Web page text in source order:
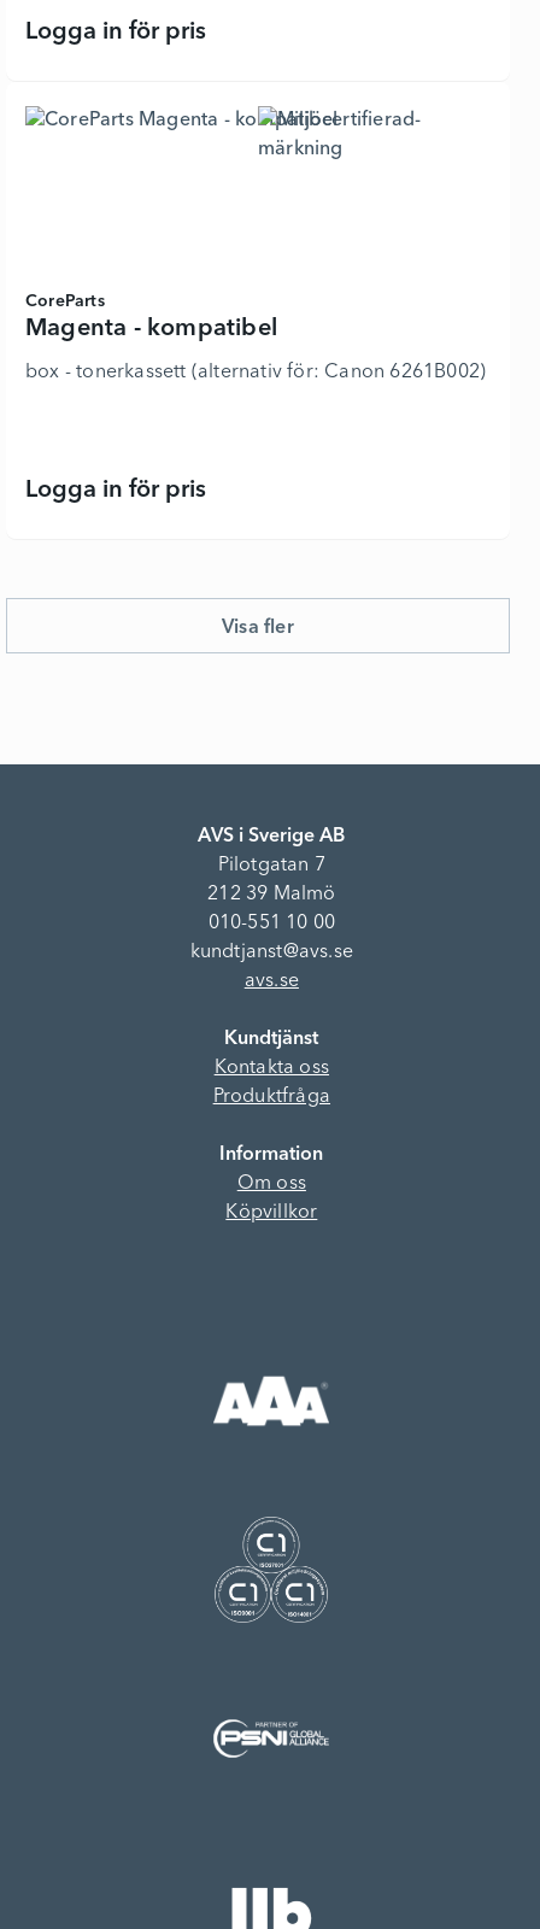
Logga in för prisCyan - kompatibel - 6324038 - Lägg
CoreParts
Magenta - kompatibel
box - tonerkassett (alternativ för: Canon 6261B002) - för
Logga in för prisMagenta - kompatibel - 6323918 -
Visa fler
AVS i Sverige AB
Pilotgatan 7
212 39 Malmö
010-551 10 00
kundtjanst@avs.se
avs.se
Kundtjänst
Kontakta oss
Produktfråga
Information
Om oss
Köpvillkor